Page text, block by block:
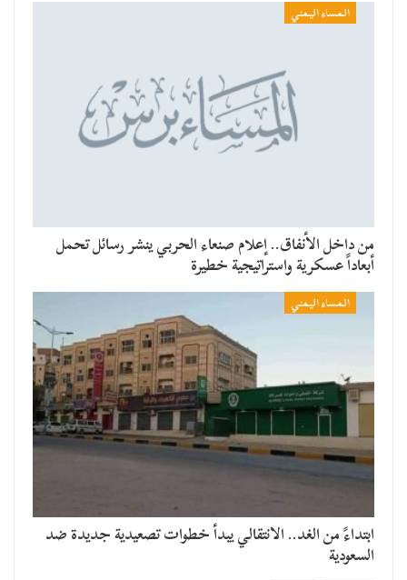
المساء اليمني
من داخل الأنفاق.. إعلام صنعاء الحربي ينشر رسائل تحمل
أبعاداً عسكرية واستراتيجية خطيرة
المساء اليمني
​ابتداءً من الغد.. الانتقالي يبدأ خطوات تصعيدية جديدة ضد
السعودية